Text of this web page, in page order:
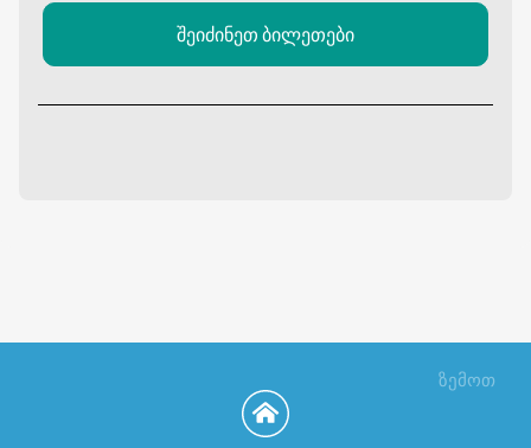
შეიძინეთ ბილეთები
ზემოთ